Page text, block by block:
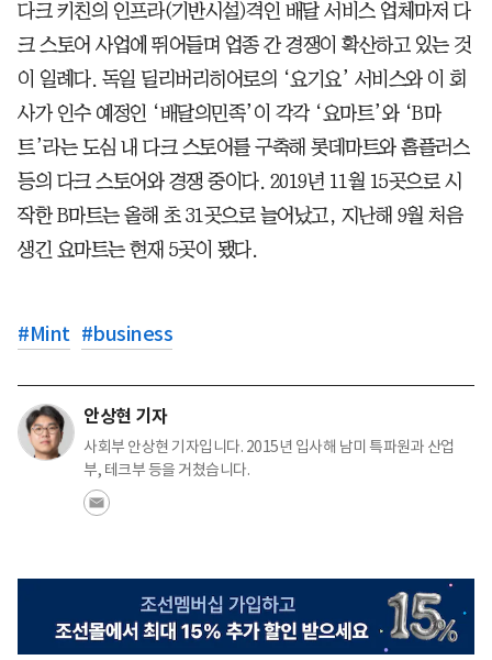
다크 키친의 인프라(기반시설)격인 배달 서비스 업체마저 다
크 스토어 사업에 뛰어들며 업종 간 경쟁이 확산하고 있는 것
이 일례다. 독일 딜리버리히어로의 ‘요기요’ 서비스와 이 회
사가 인수 예정인 ‘배달의민족’이 각각 ‘요마트’와 ‘B마
트’라는 도심 내 다크 스토어를 구축해 롯데마트와 홈플러스
등의 다크 스토어와 경쟁 중이다. 2019년 11월 15곳으로 시
작한 B마트는 올해 초 31곳으로 늘어났고, 지난해 9월 처음
생긴 요마트는 현재 5곳이 됐다.
#Mint #business
안상현 기자
사회부 안상현 기자입니다. 2015년 입사해 남미 특파원과 산업
부, 테크부 등을 거쳤습니다.